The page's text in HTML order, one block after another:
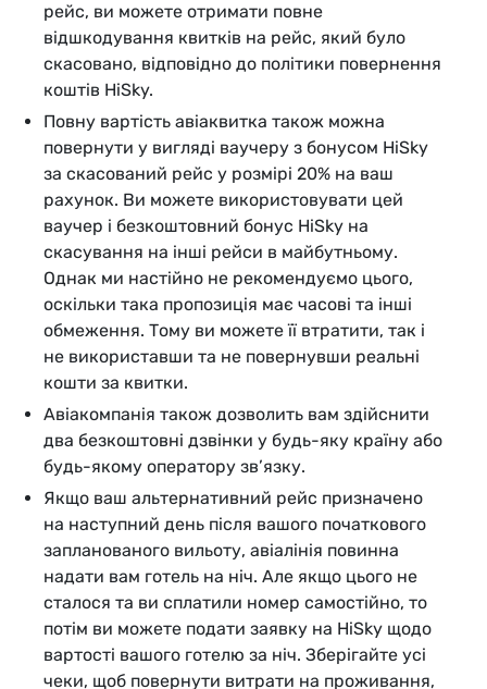
рейс, ви можете отримати повне
відшкодування квитків на рейс, який було
скасовано, відповідно до політики повернення
коштів HiSky.
Повну вартість авіаквитка також можна
повернути у вигляді ваучеру з бонусом HiSky
за скасований рейс у розмірі 20% на ваш
рахунок. Ви можете використовувати цей
ваучер і безкоштовний бонус HiSky на
скасування на інші рейси в майбутньому.
Однак ми настійно не рекомендуємо цього,
оскільки така пропозиція має часові та інші
обмеження. Тому ви можете її втратити, так і
не використавши та не повернувши реальні
кошти за квитки.
Авіакомпанія також дозволить вам здійснити
два безкоштовні дзвінки у будь-яку країну або
будь-якому оператору зв’язку.
Якщо ваш альтернативний рейс призначено
на наступний день після вашого початкового
запланованого вильоту, авіалінія повинна
надати вам готель на ніч. Але якщо цього не
сталося та ви сплатили номер самостійно, то
потім ви можете подати заявку на HiSky щодо
вартості вашого готелю за ніч. Зберігайте усі
чеки, щоб повернути витрати на проживання,